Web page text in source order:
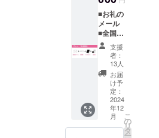
戻しは
できま
せん。
(注)誰の
サイン
かは選
べませ
ん。
︎︎︎︎■お礼の
メール
︎︎︎︎■全国共
通前売
券(自筆
サイン
入り) ︎︎︎︎■
パンフ
レット
(自筆サ
イン入
り) ︎︎︎︎■ク
ラファ
支援
者：
13人
お届
け予
定：
2024
年12
月
こ
の
リ
タ
ー